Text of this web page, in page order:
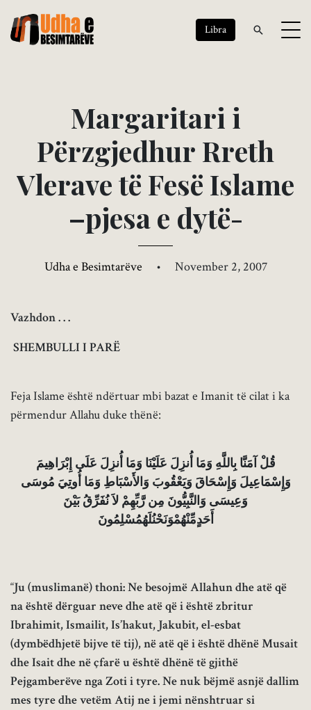
Libra
Margaritari i
Përzgjedhur Rreth
Vleravetë Fesë Islame
–pjesae dytë-
Udha e Besimtarëve • November 2, 2007
Vazhdon . . .
SHEMBULLI I PARË
Feja Islame është ndërtuar mbi bazat e Imanit të cilat i ka
përmendur Allahu duke thënë:
قُلْ آمَنَّا بِاللَّهِ وَمَا أُنزِلَ عَلَيْنَا وَمَا أُنزِلَ عَلَى إِبْرَاهِيمَ
وَإِسْمَاعِيلَ وَإِسْحَاقَ وَيَعْقُوبَ وَالأَسْبَاطِ وَمَا أُوتِيَ مُوسَى
وَعِيسَى وَالنَّبِيُّونَ مِن رَّبِّهِمْ لاَ نُفَرِّقُ بَيْنَ
أَحَدٍمِّنْهُمْوَنَحْنُلَهُمُسْلِمُونَ
“Ju (muslimanë) thoni: Ne besojmë Allahun dhe atë që
na është dërguar neve dhe atë që i është zbritur
Ibrahimit, Ismailit, Is’hakut, Jakubit, el-esbat
(dymbëdhjetë bijve të tij), në atë që i është dhënë Musait
dhe Isait dhe në çfarë u është dhënë të gjithë
Pejgamberëve nga Zoti i tyre. Ne nuk bëjmë asnjë dallim
mes tyre dhe vetëm Atij ne i jemi nënshtruar si